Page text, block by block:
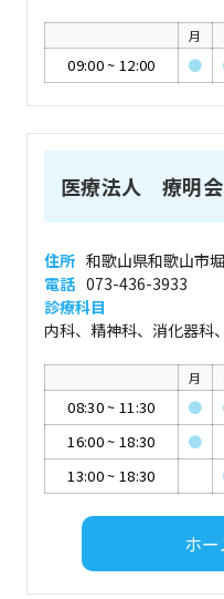
月
09:00~ 12:00 ●
医療法人 療明
住所 和歌山県和歌山市
電話 073-436-3933
診療科目
内科、精神科、消化器科
月
08:30~ 11:30 ●
16:00~ 18:30 ●
13:00~ 18:30
ホ